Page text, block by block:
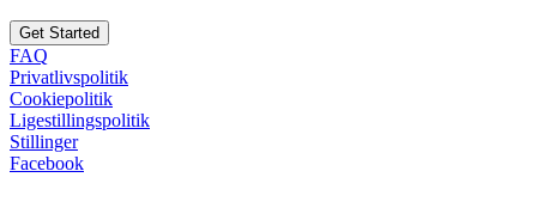
Get Started
FAQ
Privatlivspolitik
Cookiepolitik
Ligestillingspolitik
Stillinger
Facebook